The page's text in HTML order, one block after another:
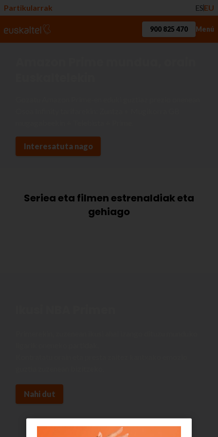
Partikularrak ESEU
900 825 470 Menú
Interesatuta nago
Seriea eta filmen estrenaldiak eta
gehiago
Nahi dut